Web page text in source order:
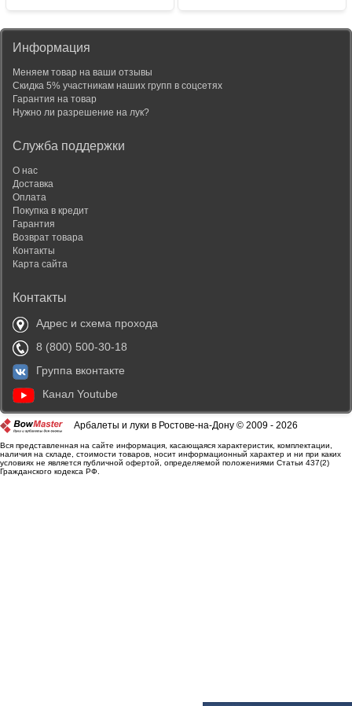
Информация
Меняем товар на ваши отзывы
Скидка 5% участникам наших групп в соцсетях
Гарантия на товар
Нужно ли разрешение на лук?
Служба поддержки
О нас
Доставка
Оплата
Покупка в кредит
Гарантия
Возврат товара
Контакты
Карта сайта
Контакты
Адрес и схема прохода
8 (800) 500-30-18
Группа вконтакте
Канал Youtube
Арбалеты и луки в Ростове-на-Дону © 2009 - 2026
Вся представленная на сайте информация, касающаяся характеристик, комплектации,
наличия на складе, стоимости товаров, носит информационный характер и ни при каких
условиях не является публичной офертой, определяемой положениями Статьи 437(2)
Гражданского кодекса РФ.